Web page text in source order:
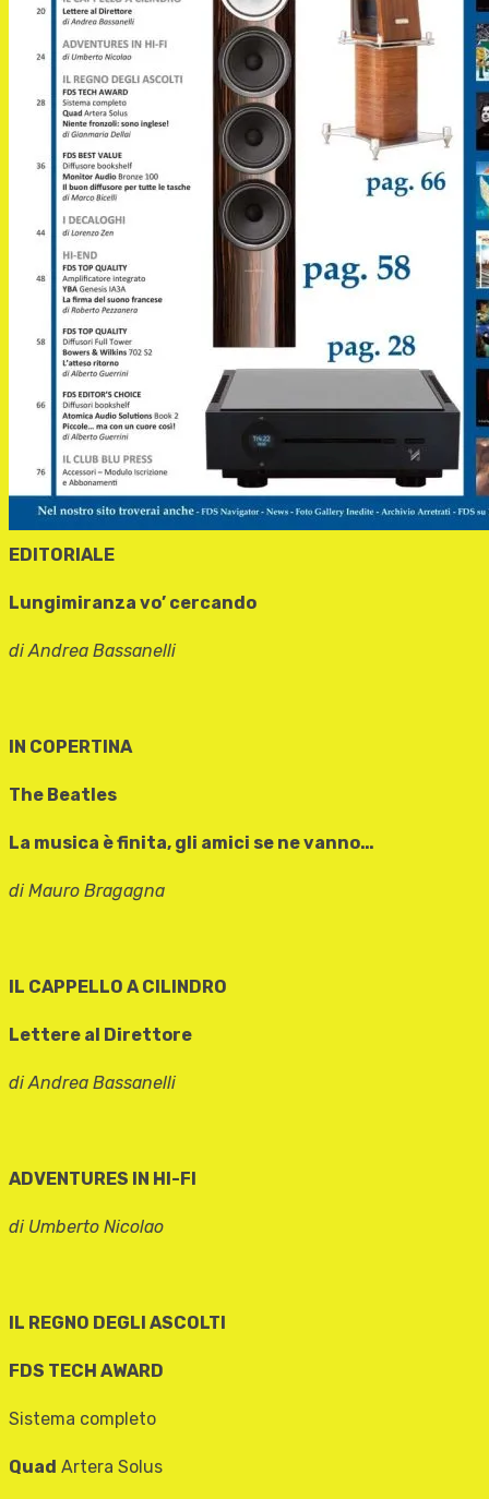
EDITORIALE
Lungimiranza vo’ cercando
di Andrea Bassanelli
IN COPERTINA
The Beatles
La musica è finita, gli amici se ne vanno…
di Mauro Bragagna
IL CAPPELLO A CILINDRO
Lettere al Direttore
di Andrea Bassanelli
ADVENTURES IN HI-FI
di Umberto Nicolao
IL REGNO DEGLI ASCOLTI
FDS TECH AWARD
Sistema completo
Quad Artera Solus